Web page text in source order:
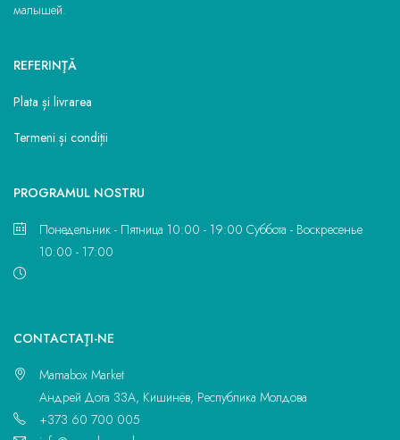
малышей.
REFERINŢĂ
Plata și livrarea
Termeni și condiții
PROGRAMUL NOSTRU
Понедельник - Пятница 10:00 - 19:00 Суббота - Воскресенье
10:00 - 17:00
CONTACTAŢI-NE
Mamabox Market
Андрей Дога 33A, Кишинёв, Республика Молдова
+373 60 700 005